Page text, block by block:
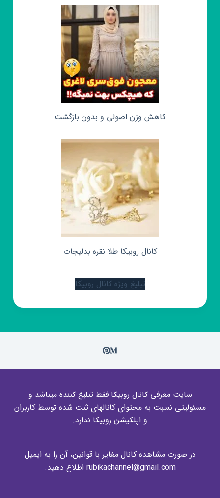
کاهش وزن اصولی و بدون بازگشت
کانال روبیکا طلا نقره بدلیجات
تبلیغ ویژه کانال روبیکا
سایت معرفی کانال روبیکا فقط تبلیغ کننده میباشد و
مسئولیتی نسبت به محتوای کانالهای ثبت شده توسط کاربران
و اپلکیشن روبیکا ندارد.
در صورت مشاهده کانال مغایر با قوانین، آن را به ایمیل
rubikachannel@gmail.com اطلاع دهید.